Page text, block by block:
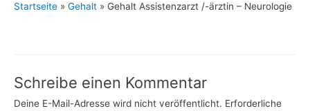
Startseite » Gehalt » Gehalt Assistenzarzt /-ärztin – Neurologie
Schreibe einen Kommentar
Deine E-Mail-Adresse wird nicht veröffentlicht. Erforderliche